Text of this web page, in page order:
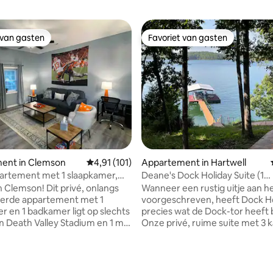
van 4,83 uit 5, 18 recensies
gasten
gasten
in Clemson Gemiddelde beoordeling van 4,91 uit 5, 101
4,91 (101)
met 1 slaapkamer,
Death Valley
Clemson! Dit privé, onlangs
appartement met 1
en 1 badkamer ligt op slechts
Death Valley Stadium en 1 mijl
Favoriet van gasten
Favoriet van gasten
Appartement in Hartwell
Deane's Dock Holiday Suite (1
slaapkamer)
Wanneer een rustig uitje aan
voorgeschreven, heeft Dock
precies wat de Dock-tor heeft
Onze privé, ruime suite met 3